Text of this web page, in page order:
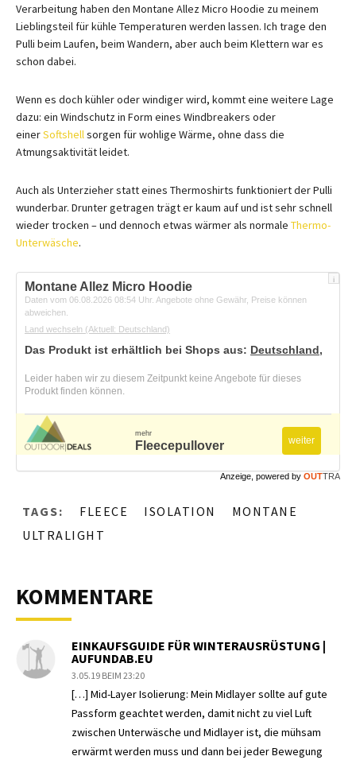
Verarbeitung haben den Montane Allez Micro Hoodie zu meinem
Lieblingsteil für kühle Temperaturen werden lassen. Ich trage den
Pulli beim Laufen, beim Wandern, aber auch beim Klettern war es
schon dabei.
Wenn es doch kühler oder windiger wird, kommt eine weitere Lage
dazu: ein Windschutz in Form eines Windbreakers oder
einerSoftshellsorgen für wohlige Wärme, ohne dass die
Atmungsaktivität leidet.
Auch als Unterzieher statt eines Thermoshirts funktioniert der Pulli
wunderbar. Drunter getragen trägt er kaum auf und ist sehr schnell
wieder trocken – und dennoch etwas wärmer als normale Thermo-
Unterwäsche.
i
Montane Allez Micro Hoodie
Daten vom 06.08.2026 08:54 Uhr. Angebote ohne Gewähr, Preise können
abweichen.
Land wechseln (Aktuell: Deutschland)
Das Produkt ist erhältlich bei Shops aus: Deutschland,
Leider haben wir zu diesem Zeitpunkt keine Angebote für dieses
Produkt finden können.
mehr
Fleecepullover weiter
Anzeige, powered by OUTTRA
TAGS: FLEECE ISOLATION
MONTANE
ULTRALIGHT
KOMMENTARE
EINKAUFSGUIDE FÜR WINTERAUSRÜSTUNG |
AUFUNDAB.EU
3.05.19 BEIM 23:20
[…] Mid-Layer Isolierung: Mein Midlayer sollte auf gute
Passform geachtet werden, damit nicht zu viel Luft
zwischen Unterwäsche und Midlayer ist, die mühsam
erwärmt werden muss und dann bei jeder Bewegung